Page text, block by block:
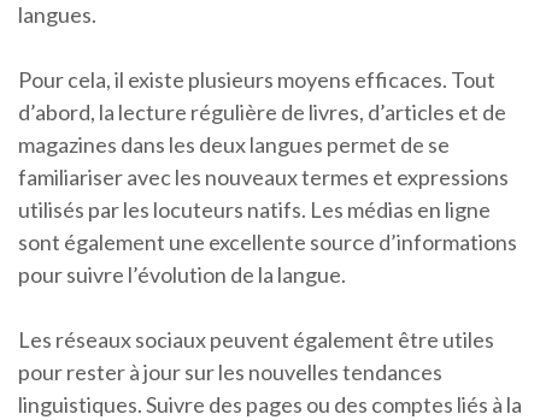
langues.
Pour cela, il existe plusieurs moyens efficaces. Tout
d’abord, la lecture régulière de livres, d’articles et de
magazines dans les deux langues permet de se
familiariser avec les nouveaux termes et expressions
utilisés par les locuteurs natifs. Les médias en ligne
sont également une excellente source d’informations
pour suivre l’évolution de la langue.
Les réseaux sociaux peuvent également être utiles
pour rester à jour sur les nouvelles tendances
linguistiques. Suivre des pages ou des comptes liés à la